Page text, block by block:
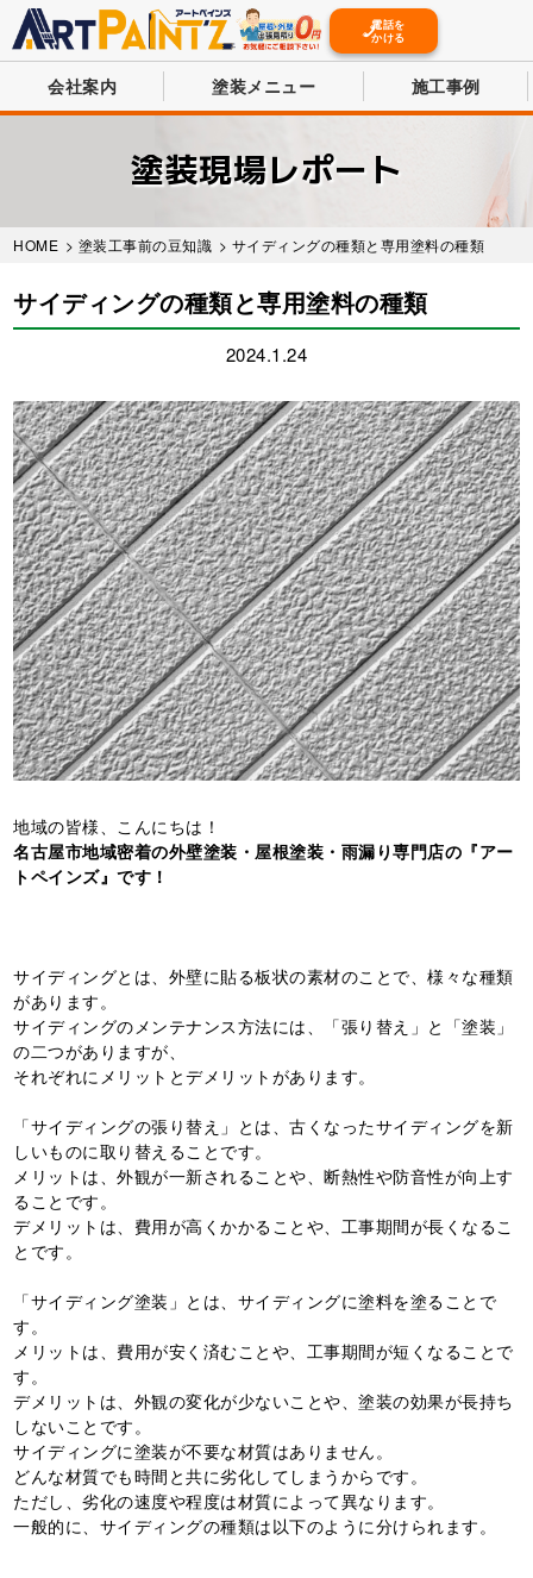
電話を
かける
会社案内 塗装メニュー 施工事例
塗装現場レポート
HOME > 塗装工事前の豆知識 > サイディングの種類と専用塗料の種類
サイディングの種類と専用塗料の種類
2024.1.24
地域の皆様、こんにちは！
名古屋市地域密着の外壁塗装・屋根塗装・雨漏り専門店の『アー
トペインズ』です！
サイディングとは、外壁に貼る板状の素材のことで、様々な種類
があります。
サイディングのメンテナンス方法には、「張り替え」と「塗装」
の二つがありますが、
それぞれにメリットとデメリットがあります。
「サイディングの張り替え」とは、古くなったサイディングを新
しいものに取り替えることです。
メリットは、外観が一新されることや、断熱性や防音性が向上す
ることです。
デメリットは、費用が高くかかることや、工事期間が長くなるこ
とです。
「サイディング塗装」とは、サイディングに塗料を塗ることで
す。
メリットは、費用が安く済むことや、工事期間が短くなることで
す。
デメリットは、外観の変化が少ないことや、塗装の効果が長持ち
しないことです。
サイディングに塗装が不要な材質はありません。
どんな材質でも時間と共に劣化してしまうからです。
ただし、劣化の速度や程度は材質によって異なります。
一般的に、サイディングの種類は以下のように分けられます。